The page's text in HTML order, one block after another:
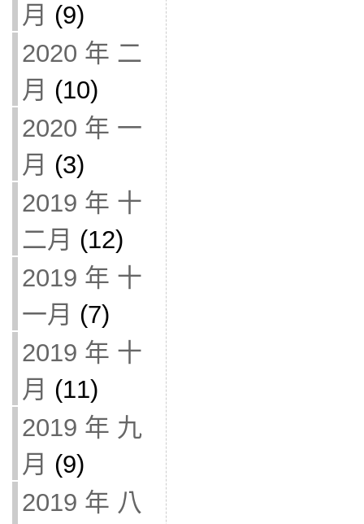
月 (9)
2020 年 二
月 (10)
2020 年 一
月 (3)
2019 年 十
二月 (12)
2019 年 十
一月 (7)
2019 年 十
月 (11)
2019 年 九
月 (9)
2019 年 八